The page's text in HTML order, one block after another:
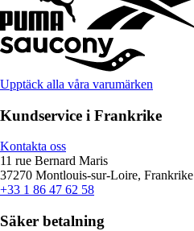
Upptäck alla våra varumärken
Kundservice i Frankrike
Kontakta oss
11 rue Bernard Maris
37270 Montlouis-sur-Loire, Frankrike
+33 1 86 47 62 58
Säker betalning